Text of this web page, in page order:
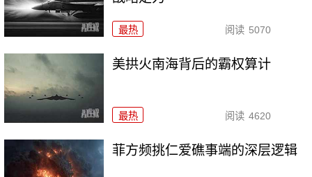
最热 阅读 5070
美拱火南海背后的霸权算计
最热 阅读 4620
菲方频挑仁爱礁事端的深层逻辑